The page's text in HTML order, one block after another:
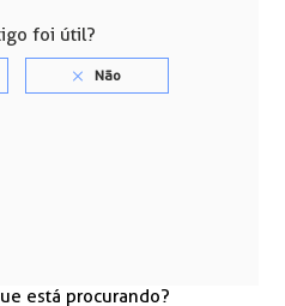
foi útil?
está procurando?